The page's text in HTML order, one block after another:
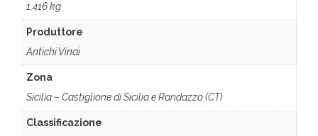
1,416 kg
Produttore
Antichi Vinai
Zona
Sicilia – Castiglione di Sicilia e Randazzo (CT)
Classificazione